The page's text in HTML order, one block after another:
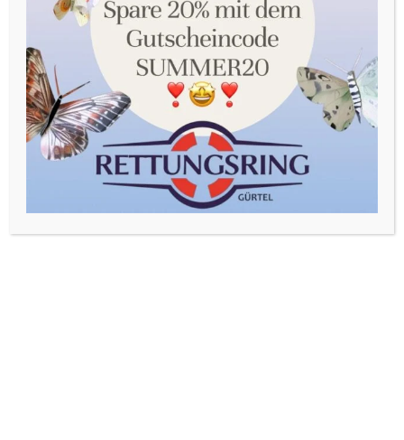
Auswahl jederzeit unter Einstellungen widerrufen oder
Einstellungen Akzeptieren